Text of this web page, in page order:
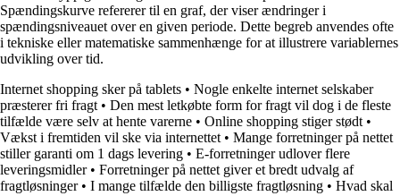
Spændingskurve refererer til en graf, der viser ændringer i
spændingsniveauet over en given periode. Dette begreb anvendes ofte
i tekniske eller matematiske sammenhænge for at illustrere variablernes
udvikling over tid.
Internet shopping sker på tablets • Nogle enkelte internet selskaber
præsterer fri fragt • Den mest letkøbte form for fragt vil dog i de fleste
tilfælde være selv at hente varerne • Online shopping stiger stødt •
Vækst i fremtiden vil ske via internettet • Mange forretninger på nettet
stiller garanti om 1 dags levering • E-forretninger udlover flere
leveringsmidler• Forretninger på nettet giver et bredt udvalg af
fragtløsninger• I mange tilfælde den billigste fragtløsning • Hvad skal